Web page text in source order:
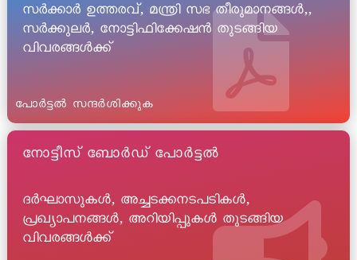
സർക്കാർ ഉത്തരവ്, മന്ത്രി സഭ തീരുമാനങ്ങൾ,,
സർക്കുലർ, നോട്ടിഫിക്കേഷൻ തുടങ്ങിയ
വിവരങ്ങൾക്ക്
പോർട്ടൽ സന്ദർശിക്കുക
നോട്ടീസ് ബോർഡ് പോർട്ടൽ
ദർഘാസുകൾ, അച്ചടക്കനടപടികൾ,
പ്രഖ്യാപനങ്ങൾ, അറിയിപ്പുകൾ തുടങ്ങിയ
വിവരങ്ങൾക്ക്